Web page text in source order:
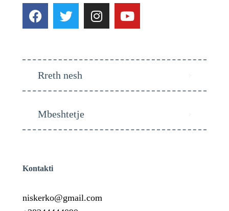
Rreth nesh
Mbeshtetje
Kontakti
niskerko@gmail.com